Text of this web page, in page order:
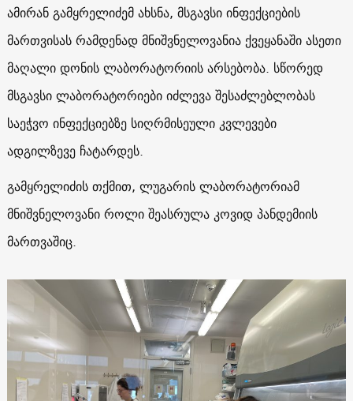
ამირან გამყრელიძემ ახსნა, მსგავსი ინფექციების
მართვისას რამდენად მნიშვნელოვანია ქვეყანაში ასეთი
მაღალი დონის ლაბორატორიის არსებობა. სწორედ
მსგავსი ლაბორატორიები იძლევა შესაძლებლობას
საეჭვო ინფექციებზე სიღრმისეული კვლევები
ადგილზევე ჩატარდეს.
გამყრელიძის თქმით, ლუგარის ლაბორატორიამ
მნიშვნელოვანი როლი შეასრულა კოვიდ პანდემიის
მართვაშიც.